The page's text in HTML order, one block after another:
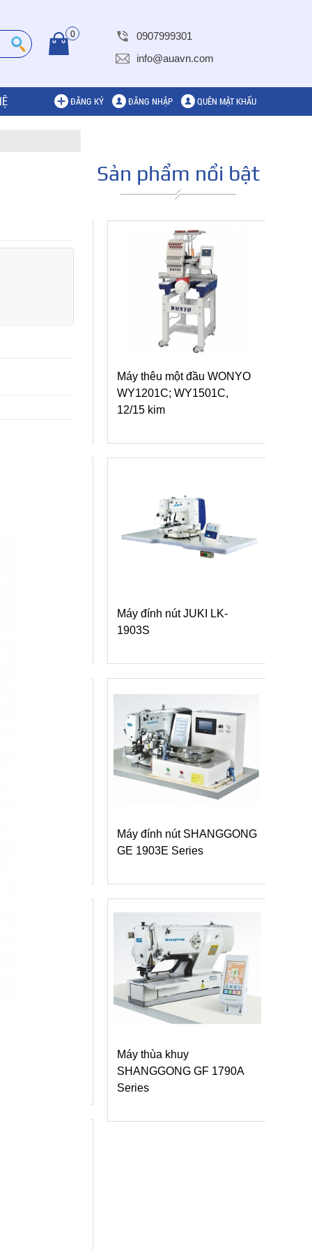
0
0907999301
info@auavn.com
ĐĂNG KÝ ĐĂNG NHẬP QUÊN MẬT KHẨU
Sản phẩm nổi bật
Máy thêu một đầu WONYO
WY1201C; WY1501C,
Máy đính nút JUKI LK-
Máy đính nút SHANGGONG
GE 1903E Series
Máy thùa khuy
SHANGGONG GF 1790A
Máy thêu nhiều
series RJ 9 kim,
Máy rẽ đường
Máy quấn chân
cao Siruba